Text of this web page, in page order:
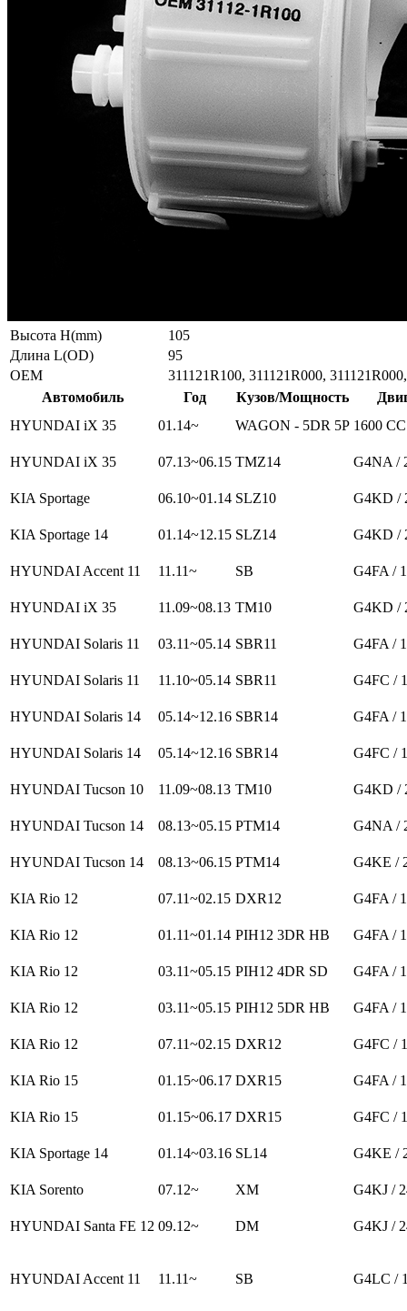
Высота H(mm)
105
Длина L(OD)
95
ОЕМ
311121R100, 311121R000,
Автомобиль
Год Кузов/Мощность
HYUNDAI iX 35
01.14~ WAGON - 5DR 5P 1600
HYUNDAI iX 35 07.13~06.15 TMZ14 G4NA /
KIA Sportage 06.10~01.14 SLZ10 G4KD /
KIA Sportage 14 01.14~12.15 SLZ14 G4KD /
HYUNDAI Accent 11 11.11~ SB G4FA /
HYUNDAI iX 35 11.09~08.13 TM10 G4KD /
HYUNDAI Solaris 11 03.11~05.14 SBR11 G4FA /
HYUNDAI Solaris 11 11.10~05.14 SBR11 G4FC /
HYUNDAI Solaris 14 05.14~12.16 SBR14 G4FA /
HYUNDAI Solaris 14 05.14~12.16 SBR14 G4FC /
HYUNDAI Tucson 10 11.09~08.13 TM10 G4KD /
HYUNDAI Tucson 14 08.13~05.15 PTM14 G4NA /
HYUNDAI Tucson 14 08.13~06.15 PTM14 G4KE /
KIA Rio 12 07.11~02.15 DXR12 G4FA /
KIA Rio 12 01.11~01.14 PIH12 3DR HB G4FA /
KIA Rio 12 03.11~05.15 PIH12 4DR SD G4FA /
KIA Rio 12 03.11~05.15 PIH12 5DR HB G4FA /
KIA Rio 12 07.11~02.15 DXR12 G4FC /
KIA Rio 15 01.15~06.17 DXR15 G4FA /
KIA Rio 15 01.15~06.17 DXR15 G4FC /
KIA Sportage 14 01.14~03.16 SL14 G4KE /
KIA Sorento 07.12~ XM G4KJ /
HYUNDAI Santa FE 12 09.12~ DM G4KJ /
HYUNDAI Accent 11 11.11~ SB G4LC /